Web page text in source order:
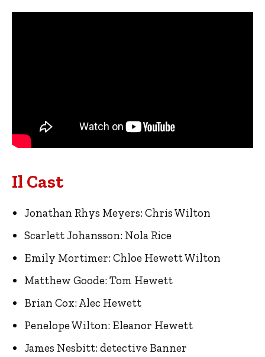
Il Cast
Jonathan Rhys Meyers: Chris Wilton
Scarlett Johansson: Nola Rice
Emily Mortimer: Chloe Hewett Wilton
Matthew Goode: Tom Hewett
Brian Cox: Alec Hewett
Penelope Wilton: Eleanor Hewett
James Nesbitt: detective Banner